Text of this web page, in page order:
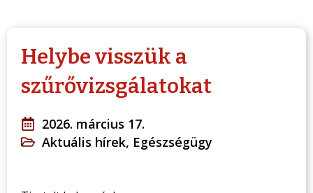
Helybe visszük a
szűrővizsgálatokat
2026. március 17.
Aktuális hírek, Egészségügy